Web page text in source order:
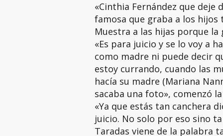
«Cinthia Fernández que deje
famosa que graba a los
Muestra a las hijas porque la
«Es para juicio y se lo voy a
como madre ni puede decir
estoy currando, cuando las
hacía su madre (Mariana
sacaba una foto», comenzó
«Ya que estás tan canchera
juicio. No solo por eso sino
Taradas viene de la palabra